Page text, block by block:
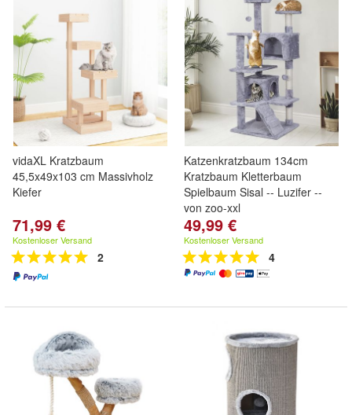
vidaXL Kratzbaum
45,5x49x103 cm Massivholz
Kiefer
71,99 €
Kostenloser Versand
2
Katzenkratzbaum 134cm
Kratzbaum Kletterbaum
Spielbaum Sisal -- Luzifer --
von zoo-xxl
49,99 €
Kostenloser Versand
4